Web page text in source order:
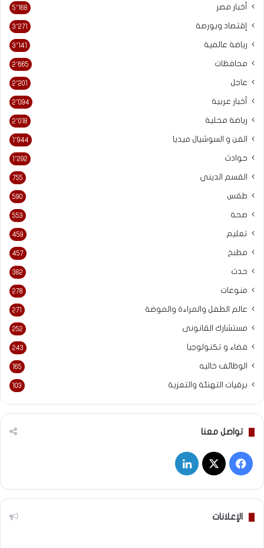
أخبار مصر 5٬168
إقتصاد وبورصة 3٬271
رياضة عالمية 3٬141
محافظات 2٬665
عاجل 2٬201
أخبار عربية 2٬094
رياضة محلية 2٬018
الفن و السوشيال ميديا 1٬944
حوادث 1٬292
القسم الديني 755
طقس 590
صحة 553
تعليم 459
مطبخ 457
حدث 382
منوعات 278
عالم الطفل والمراءة والموضة 271
مستشارك القانونى 252
فضاء و تكنولوجيا 243
الوظائف خاليه 165
برقيات التهنئة والتعزية 103
تواصل معنا
فيسبوك
‫X لينكدإن
الإعلانات